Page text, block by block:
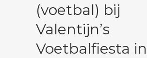
(voetbal) bij
Valentijn’s
Voetbalfiesta